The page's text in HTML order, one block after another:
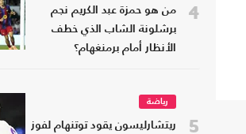
4
من هو حمزة عبد الكريم نجم
برشلونة الشاب الذي خطف
الأنظار أمام برمنغهام؟
5
رياضة
ريتشارليسون يقود توتنهام لفوز